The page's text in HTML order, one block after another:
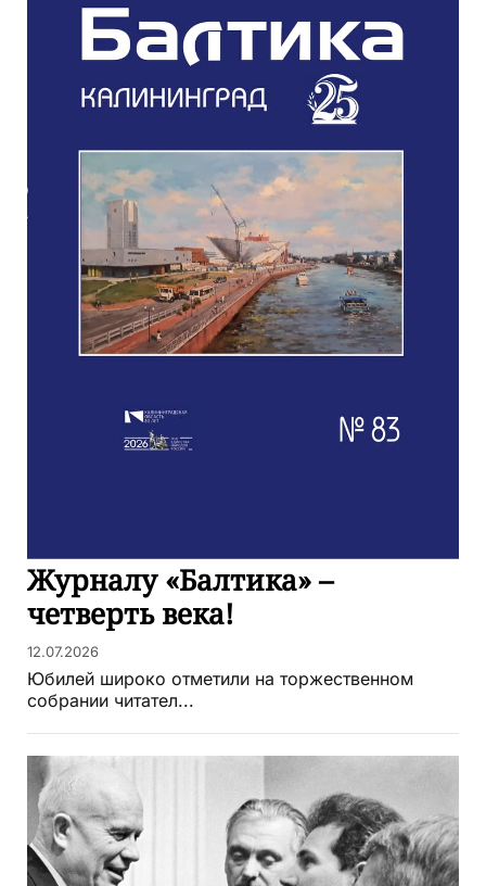
Журналу «Балтика» –
четверть века!
12.07.2026
Юбилей широко отметили на торжественном
собрании читател...